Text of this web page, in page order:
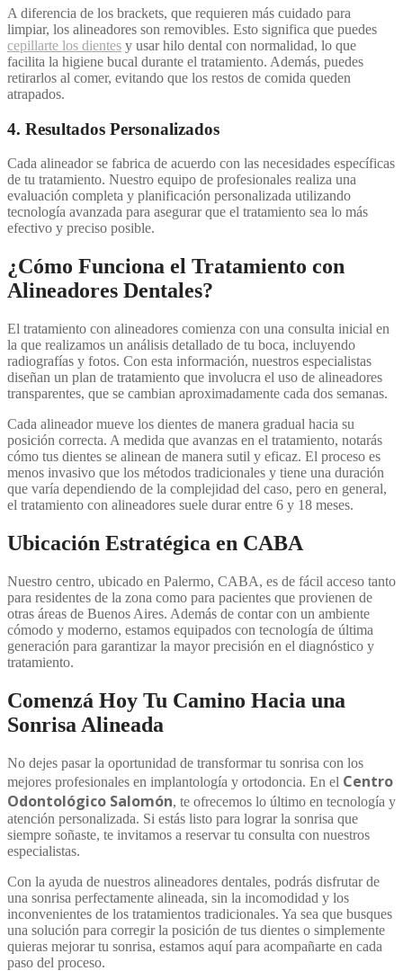
A diferencia de los brackets, que requieren más cuidado para
limpiar, los alineadores son removibles. Esto significa que puedes
cepillarte los dientes y usar hilo dental con normalidad, lo que
facilita la higiene bucal durante el tratamiento. Además, puedes
retirarlos al comer, evitando que los restos de comida queden
atrapados.
4. Resultados Personalizados
Cada alineador se fabrica de acuerdo con las necesidades específicas
de tu tratamiento. Nuestro equipo de profesionales realiza una
evaluación completa y planificación personalizada utilizando
tecnología avanzada para asegurar que el tratamiento sea lo más
efectivo y preciso posible.
¿Cómo Funciona el Tratamiento con
Alineadores Dentales?
El tratamiento con alineadores comienza con una consulta inicial en
la que realizamos un análisis detallado de tu boca, incluyendo
radiografías y fotos. Con esta información, nuestros especialistas
diseñan un plan de tratamiento que involucra el uso de alineadores
transparentes, que se cambian aproximadamente cada dos semanas.
Cada alineador mueve los dientes de manera gradual hacia su
posición correcta. A medida que avanzas en el tratamiento, notarás
cómo tus dientes se alinean de manera sutil y eficaz. El proceso es
menos invasivo que los métodos tradicionales y tiene una duración
que varía dependiendo de la complejidad del caso, pero en general,
el tratamiento con alineadores suele durar entre 6 y 18 meses.
Ubicación Estratégica en CABA
Nuestro centro, ubicado en Palermo, CABA, es de fácil acceso tanto
para residentes de la zona como para pacientes que provienen de
otras áreas de Buenos Aires. Además de contar con un ambiente
cómodo y moderno, estamos equipados con tecnología de última
generación para garantizar la mayor precisión en el diagnóstico y
tratamiento.
Comenzá Hoy Tu Camino Hacia una
Sonrisa Alineada
No dejes pasar la oportunidad de transformar tu sonrisa con los
mejores profesionales en implantología y ortodoncia. En el Centro
Odontológico Salomón, te ofrecemos lo último en tecnología y
atención personalizada. Si estás listo para lograr la sonrisa que
siempre soñaste, te invitamos a reservar tu consulta con nuestros
especialistas.
Con la ayuda de nuestros alineadores dentales, podrás disfrutar de
una sonrisa perfectamente alineada, sin la incomodidad y los
inconvenientes de los tratamientos tradicionales. Ya sea que busques
una solución para corregir la posición de tus dientes o simplemente
quieras mejorar tu sonrisa, estamos aquí para acompañarte en cada
paso del proceso.